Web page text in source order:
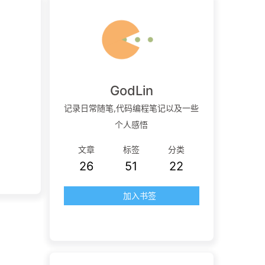
GodLin
记录日常随笔,代码编程笔记以及一些
个人感悟
文章
26
标签
51
分类
22
加入书签